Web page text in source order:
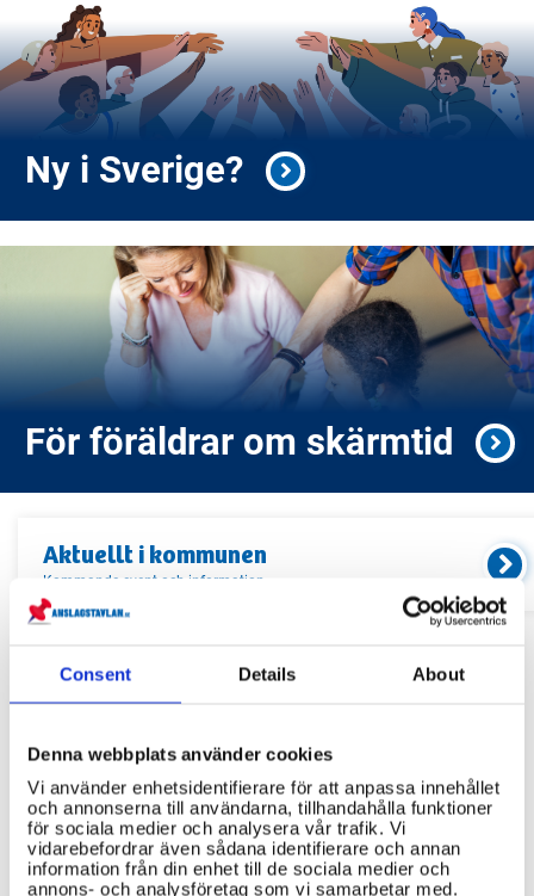
Consent Details About
Denna webbplats använder cookies
Vi använder enhetsidentifierare för att anpassa innehållet
och annonserna till användarna, tillhandahålla funktioner
för sociala medier och analysera vår trafik. Vi
vidarebefordrar även sådana identifierare och annan
information från din enhet till de sociala medier och
annons- och analysföretag som vi samarbetar med.
Ny i Sverige?
För föräldrar om skärmtid
Aktuellt i kommunen
Kommande event och information
Relaterade länkar
Bibliotek
Idrottsanläggningar
Återvinningscentraler